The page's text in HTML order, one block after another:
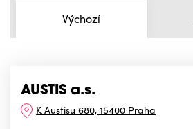
Výchozí
AUSTIS a.s.
K Austisu 680, 15400 Praha